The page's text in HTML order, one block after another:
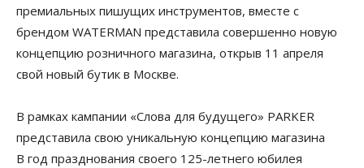
премиальных пишущих инструментов, вместе с
брендом WATERMAN представила совершенно новую
концепцию розничного магазина, открыв 11 апреля
свой новый бутик в Москве.
В рамках кампании «Слова для будущего» PARKER
представила свою уникальную концепцию магазина
В год празднования своего 125-летнего юбилея